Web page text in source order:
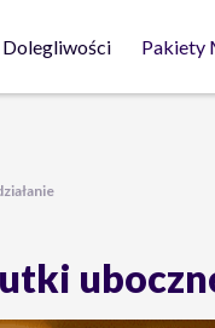
Dolegliwości Pakiety